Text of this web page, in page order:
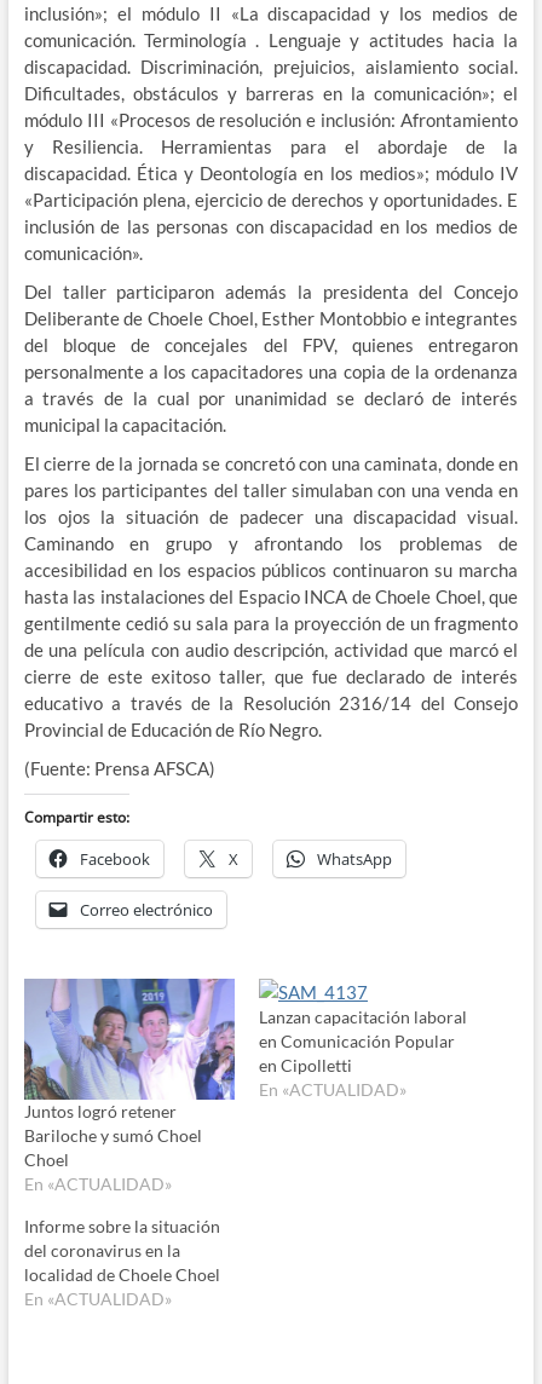
inclusión»; el módulo II «La discapacidad y los medios de
comunicación. Terminología . Lenguaje y actitudes hacia la
discapacidad. Discriminación, prejuicios, aislamiento social.
Dificultades, obstáculos y barreras en la comunicación»; el
módulo III «Procesos de resolución e inclusión: Afrontamiento
y Resiliencia. Herramientas para el abordaje de la
discapacidad. Ética y Deontología en los medios»; módulo IV
«Participación plena, ejercicio de derechos y oportunidades. E
inclusión de las personas con discapacidad en los medios de
comunicación».
Del taller participaron además la presidenta del Concejo
Deliberante de Choele Choel, Esther Montobbio e integrantes
del bloque de concejales del FPV, quienes entregaron
personalmente a los capacitadores una copia de la ordenanza
a través de la cual por unanimidad se declaró de interés
municipal la capacitación.
El cierre de la jornada se concretó con una caminata, donde en
pares los participantes del taller simulaban con una venda en
los ojos la situación de padecer una discapacidad visual.
Caminando en grupo y afrontando los problemas de
accesibilidad en los espacios públicos continuaron su marcha
hasta las instalaciones del Espacio INCA de Choele Choel, que
gentilmente cedió su sala para la proyección de un fragmento
de una película con audio descripción, actividad que marcó el
cierre de este exitoso taller, que fue declarado de interés
educativo a través de la Resolución 2316/14 del Consejo
Provincial de Educación de Río Negro.
(Fuente: Prensa AFSCA)
Compartir esto:
Facebook X WhatsApp
Correo electrónico
Juntos logró retener
Bariloche y sumó Choel
Choel
En «ACTUALIDAD»
Lanzan capacitación laboral
en Comunicación Popular
en Cipolletti
En «ACTUALIDAD»
Informe sobre la situación
del coronavirus en la
localidad de Choele Choel
En «ACTUALIDAD»